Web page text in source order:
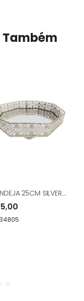
Também
DC BANDEJA 25CM SILVER TRAY T0182